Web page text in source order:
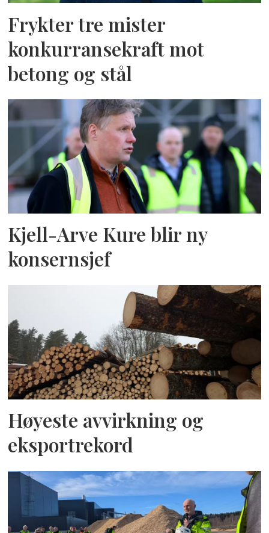
Frykter tre mister
konkurransekraft mot
betong og stål
Kjell-Arve Kure blir ny
konsernsjef
Høyeste avvirkning og
eksportrekord